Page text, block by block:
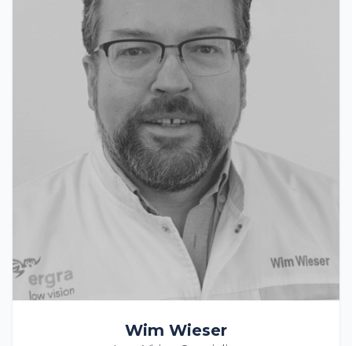
Wim Wieser